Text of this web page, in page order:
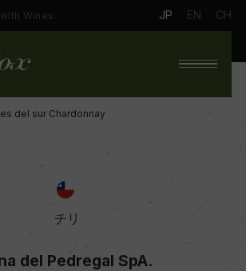
Wines. JP EN CH
del sur Chardonnay
チリ
del Pedregal SpA.